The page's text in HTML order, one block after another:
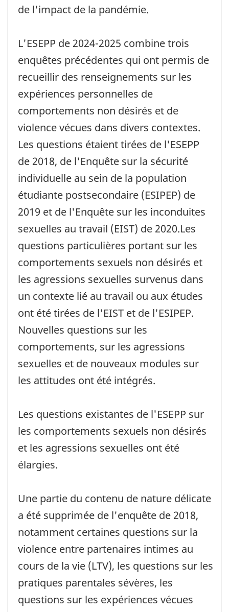
de l'impact de la pandémie.
L'ESEPP de 2024-2025 combine trois
enquêtes précédentes qui ont permis de
recueillir des renseignements sur les
expériences personnelles de
comportements non désirés et de
violence vécues dans divers contextes.
Les questions étaient tirées de l'ESEPP
de 2018, de l'Enquête sur la sécurité
individuelle au sein de la population
étudiante postsecondaire (ESIPEP) de
2019 et de l'Enquête sur les inconduites
sexuelles au travail (EIST) de 2020.Les
questions particulières portant sur les
comportements sexuels non désirés et
les agressions sexuelles survenus dans
un contexte lié au travail ou aux études
ont été tirées de l'EIST et de l'ESIPEP.
Nouvelles questions sur les
comportements, sur les agressions
sexuelles et de nouveaux modules sur
les attitudes ont été intégrés.
Les questions existantes de l'ESEPP sur
les comportements sexuels non désirés
et les agressions sexuelles ont été
élargies.
Une partie du contenu de nature délicate
a été supprimée de l'enquête de 2018,
notamment certaines questions sur la
violence entre partenaires intimes au
cours de la vie (LTV), les questions sur les
pratiques parentales sévères, les
questions sur les expériences vécues